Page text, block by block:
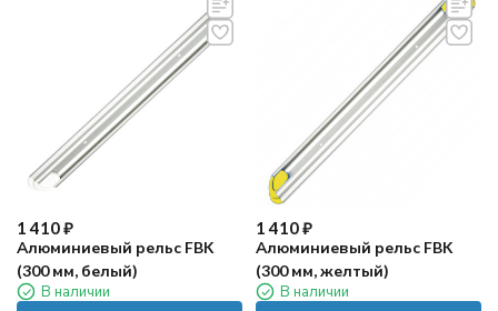
1 410₽
Алюминиевый рельс FBK
(300 мм, белый)
В наличии
1 410₽
Алюминиевый рельс FBK
(300 мм, желтый)
В наличии